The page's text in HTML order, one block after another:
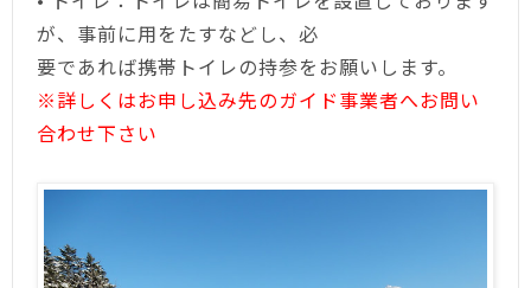
が、事前に用をたすなどし、必
要であれば携帯トイレの持参をお願いします。
※詳しくはお申し込み先のガイド事業者へお問い
合わせ下さい